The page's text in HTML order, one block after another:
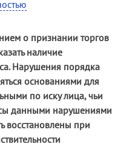
организатора
цены по
которая
и
в аукционе,
конкуренции и
того, общество
включения такого
поскольку
инвентаризации
проект
подписал и направил
в
заказчика в
от
контракта (пункт
контракта в
о признании торгов
наличие
Нарушения порядка
основаниями для
по иску лица, чьи
данными нарушениями
восстановлены при